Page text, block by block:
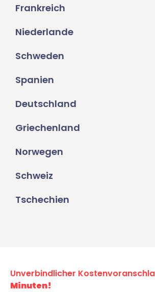
Frankreich
Niederlande
Schweden
Spanien
Deutschland
Griechenland
Norwegen
Schweiz
Tschechien
Unverbindlicher
Minuten!